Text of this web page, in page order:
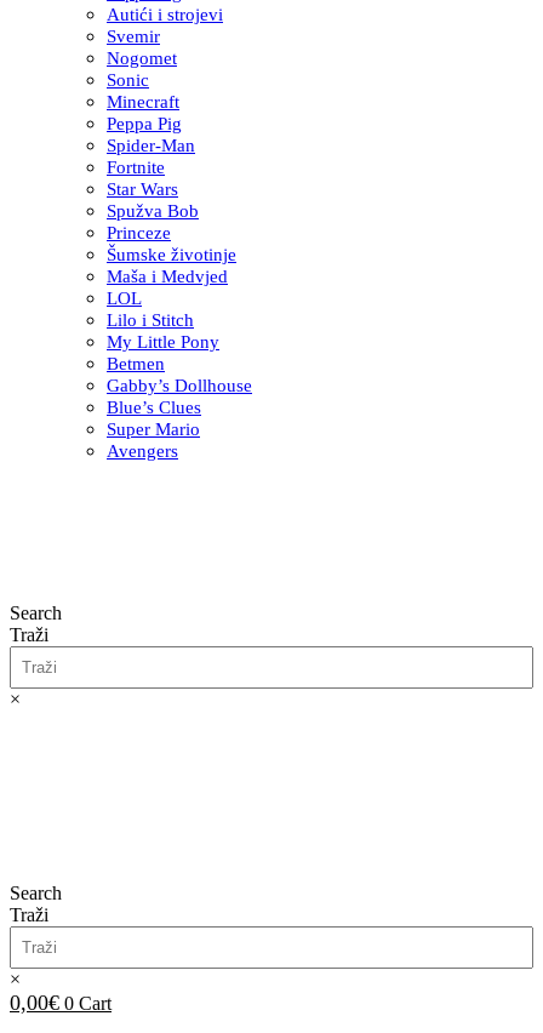
Autići i strojevi
Svemir
Nogomet
Sonic
Minecraft
Peppa Pig
Spider-Man
Fortnite
Star Wars
Spužva Bob
Princeze
Šumske životinje
Maša i Medvjed
LOL
Lilo i Stitch
My Little Pony
Betmen
Gabby’s Dollhouse
Blue’s Clues
Super Mario
Avengers
Search
Traži
×
Search
Traži
×
0,00€ 0 Cart